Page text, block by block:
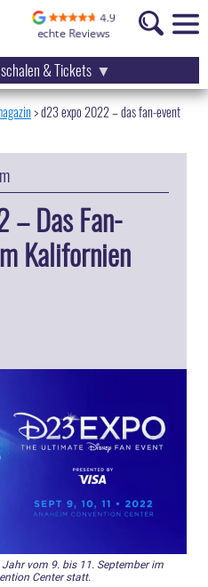
& Tickets
>d23 expo 2022 – das fan-event
– Das Fan-
Kalifornien
vom 9. bis 11. September im
Center statt.